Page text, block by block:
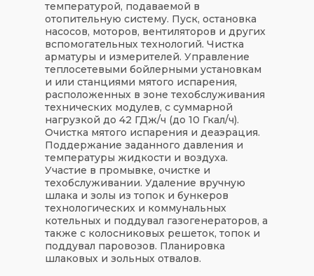
температурой, подаваемой в
отопительную систему. Пуск, остановка
насосов, моторов, вентиляторов и других
вспомогательных технологий. Чистка
арматуры и измерителей. Управление
теплосетевыми бойлерными установкам
и или станциями мятого испарения,
расположенных в зоне техобслуживания
технических модулев, с суммарной
нагрузкой до 42 ГДж/ч (до 10 Гкал/ч).
Очистка мятого испарения и деаэрация.
Поддержание заданного давления и
температуры жидкости и воздуха.
Участие в промывке, очистке и
техобслуживании. Удаление вручную
шлака и золы из топок и бункеров
технологических и коммунальных
котельных и поддувал газогенераторов, а
также с колосниковых решеток, топок и
поддувал паровозов. Планировка
шлаковых и зольных отвалов.